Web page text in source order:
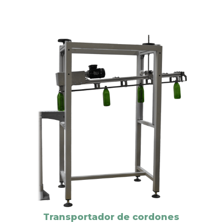
Transportador de cordones
altura para distintos formatos de botellas.
Este sistema es totalmente automático y eficaz para
la recogida de envases provenientes de guías en
cuello a la salida de máquinas rotativas y lineales
tipo SIDEL, SIPA o similar con salida ordenada y el
posicionamiento de estos sobre transportador a
altura fija.
Los volantes de ajuste de altura a la salida del
sistema permite la fácil adaptación a distintos
formatos de envases, sin necesidad de cambiar la
altura de ningún transportador de la línea,
reduciendo así los tiempos de cambio de formato.